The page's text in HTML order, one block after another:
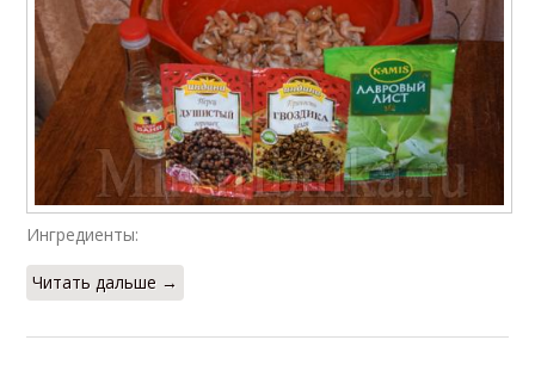
Ингредиенты:
Читать дальше →